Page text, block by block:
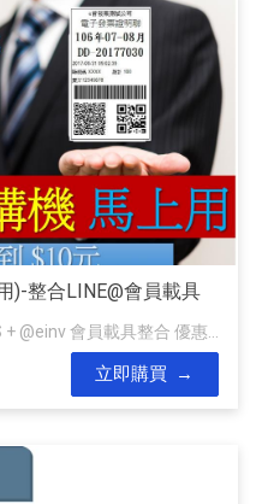
)-整合LINE@會員載具
@einv 會員載具整合 優惠...
立即購買